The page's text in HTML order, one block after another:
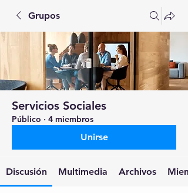
Grupos
Servicios Sociales
Público · 4 miembros
Unirse
Discusión Multimedia Archivos